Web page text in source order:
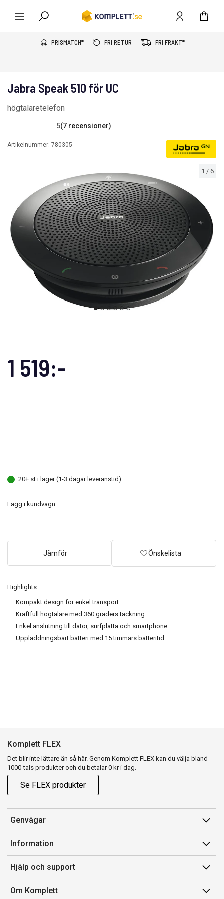
PRISMATCH* FRI RETUR FRI FRAKT*
1 / 6
Highlights
Kompakt design för enkel transport
Kraftfull högtalare med 360 graders täckning
Enkel anslutning till dator, surfplatta och smartphone
Uppladdningsbart batteri med 15 timmars batteritid
Jabra Speak 510 för UC
högtalaretelefon
5(7 recensioner)
Artikelnummer: 780305
1 519:-
20+ st i lager (1-3 dagar leveranstid)
Lägg i kundvagn
Jämför Önskelista
Komplett FLEX
Det blir inte lättare än så här. Genom Komplett FLEX kan du välja bland
1000-tals produkter och du betalar 0 kr i dag.
Se FLEX produkter
Genvägar
Konto
Orderhistorik
Presentkort
Komplett Club
Information
Försäljningsvillkor
Medlemsvillkor for Komplett Club
Lediga tjänster
Hjälp och support
Kontakta oss
Om Komplett